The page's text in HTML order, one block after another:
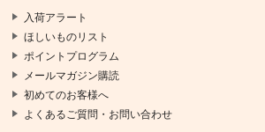
入荷アラート
ほしいものリスト
ポイントプログラム
メールマガジン購読
初めてのお客様へ
よくあるご質問・お問い合わせ